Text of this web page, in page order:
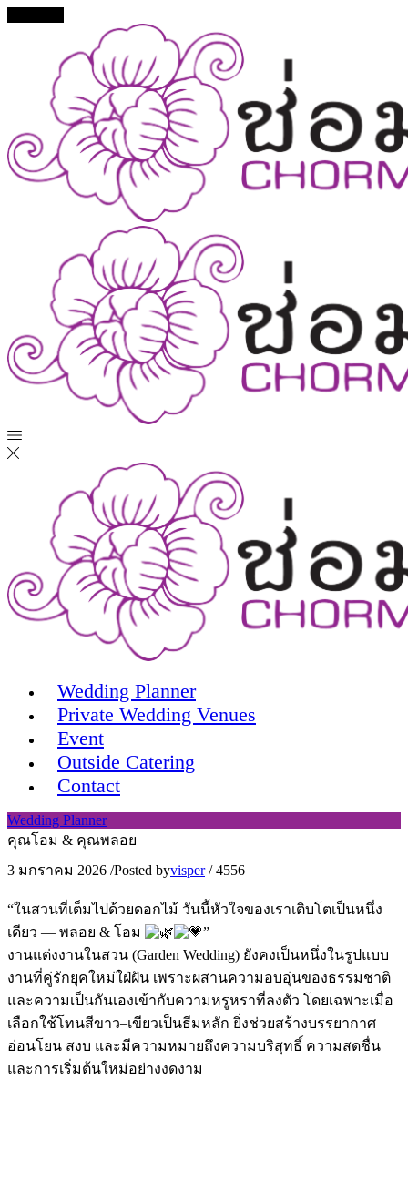
Wedding Planner
Private Wedding Venues
Event
Outside Catering
Contact
Wedding Planner
คุณโอม & คุณพลอย
3 มกราคม 2026 /Posted byvisper / 4556
“ในสวนที่เต็มไปด้วยดอกไม้ วันนี้หัวใจของเราเติบโตเป็นหนึ่ง
เดียว — พลอย & โอม
”
งานแต่งงานในสวน (Garden Wedding) ยังคงเป็นหนึ่งในรูปแบบ
งานที่คู่รักยุคใหม่ใฝ่ฝัน เพราะผสานความอบอุ่นของธรรมชาติ
และความเป็นกันเองเข้ากับความหรูหราที่ลงตัว โดยเฉพาะเมื่อ
เลือกใช้โทนสีขาว–เขียวเป็นธีมหลัก ยิ่งช่วยสร้างบรรยากาศ
อ่อนโยน สงบ และมีความหมายถึงความบริสุทธิ์ ความสดชื่น
และการเริ่มต้นใหม่อย่างงดงาม